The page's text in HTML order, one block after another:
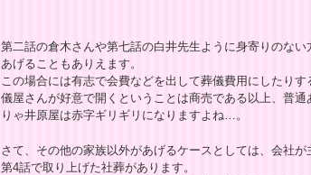
第二話の倉木さんや第七話の白井先生ように身寄りのな
あげることもありえます。
この場合には有志で会費などを出して葬儀費用にしたり
儀屋さんが好意で開くということは商売である以上、普
りゃ井原屋は赤字ギリギリになりますよね…。
さて、その他の家族以外があげるケースとしては、会社が
第4話で取り上げた社葬があります。